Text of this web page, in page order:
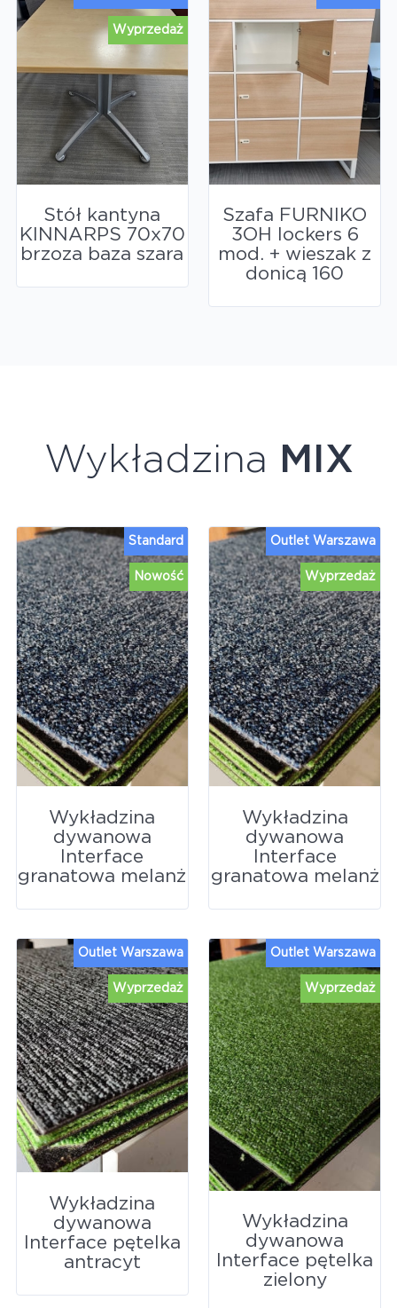
Wyprzedaż
Stół kantyna
KINNARPS 70x70
brzoza baza szara
Szafa FURNIKO
3OH lockers 6
mod. + wieszak z
donicą 160
Wykładzina MIX
Nowość
Standard
Wykładzina
dywanowa
Interface
granatowa melanż
Wyprzedaż
Outlet Warszawa
Wykładzina
dywanowa
Interface
granatowa melanż
Wyprzedaż
Outlet Warszawa
Wykładzina
dywanowa
Interface pętelka
antracyt
Wyprzedaż
Outlet Warszawa
Wykładzina
dywanowa
Interface pętelka
zielony